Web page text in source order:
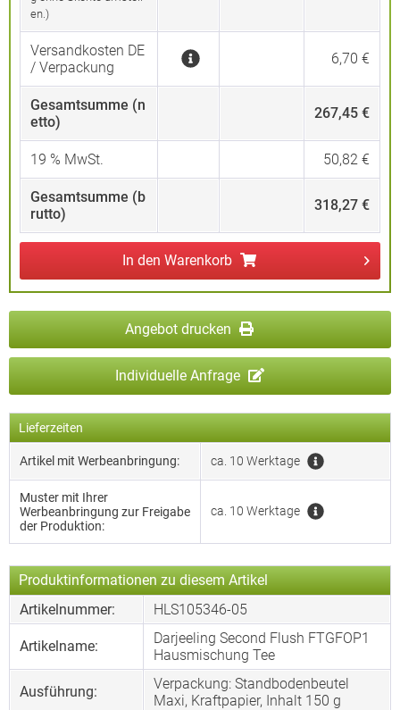
en.)
Versandkosten DE
/ Verpackung
6,70 €
Gesamtsumme (n
etto)
267,45 €
19 % MwSt. 50,82 €
Gesamtsumme (b
rutto)
318,27 €
In den Warenkorb
Angebot drucken
Individuelle Anfrage
Lieferzeiten
Artikel mit Werbeanbringung: ca. 10 Werktage
Muster mit Ihrer
Werbeanbringung zur Freigabe
der Produktion:
ca. 10 Werktage
Produktinformationen zu diesem Artikel
Artikelnummer:
HLS105346-05
Artikelname:
Darjeeling Second Flush FTGFOP1
Hausmischung Tee
Ausführung:
Verpackung: Standbodenbeutel
Maxi, Kraftpapier, Inhalt 150 g